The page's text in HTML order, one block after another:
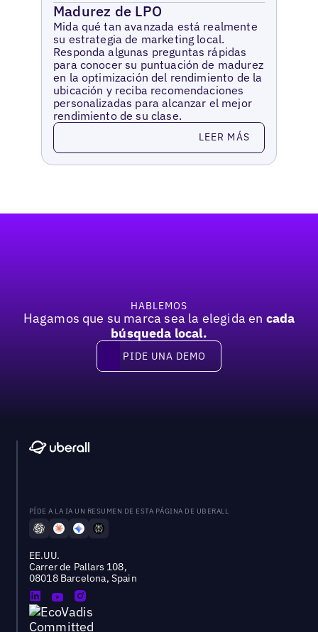
Madurez de LPO
Mida qué tan avanzada está realmente
su estrategia de marketing local.
Responda algunas preguntas rápidas
para conocer su puntuación de madurez
en la optimización del rendimiento de la
ubicación y reciba recomendaciones
personalizadas para alcanzar el mejor
rendimiento de su clase.
Leer más LEER MÁS
HABLEMOS
Hagamos que su marca sea la elegida en cada
búsqueda local.
Pide una demo
PIDE UNA DEMO
PÍDE A LA IA UN RESUMEN DE ESTA PÁGINA DE UBERALL
EE.UU.
Carrer de Pallars 108,
08018 Barcelona, Spain